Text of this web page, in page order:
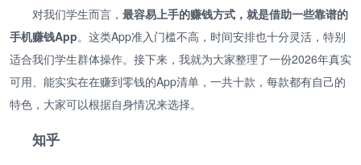
对我们学生而言， 最容易上手的赚钱方式，就是借助一些靠谱的
手机赚钱App。这类App准入门槛不高，时间安排也十分灵活，特别
适合我们学生群体操作。接下来，我就为大家整理了一份2026年真实
可用、能实实在在赚到零钱的App清单，一共十款，每款都有自己的
特色，大家可以根据自身情况来选择。
知乎